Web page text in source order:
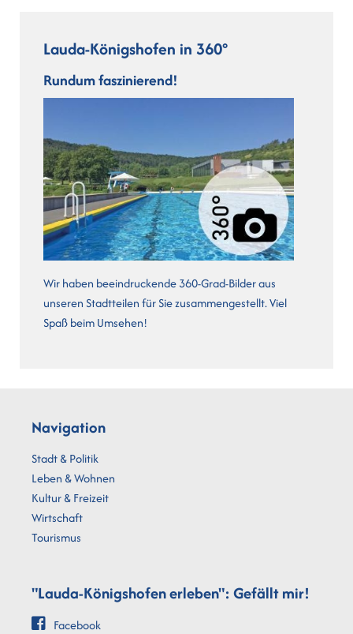
Lauda-Königshofen in 360°
Rundum faszinierend!
Wir haben beeindruckende 360-Grad-Bilder aus
unseren Stadtteilen für Sie zusammengestellt. Viel
Spaß beim Umsehen!
Navigation
Stadt & Politik
Leben & Wohnen
Kultur & Freizeit
Wirtschaft
Tourismus
"Lauda-Königshofen erleben": Gefällt mir!
Facebook